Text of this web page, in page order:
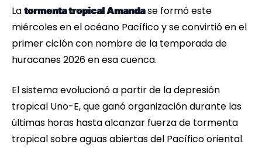
La tormenta tropical Amandase formó este
miércoles en el océano Pacífico y se convirtió en el
primer ciclón con nombre de la temporada de
huracanes 2026 en esa cuenca.
El sistema evolucionó a partir de la depresión
tropical Uno-E, que ganó organización durante las
últimas horas hasta alcanzar fuerza de tormenta
tropical sobre aguas abiertas del Pacífico oriental.